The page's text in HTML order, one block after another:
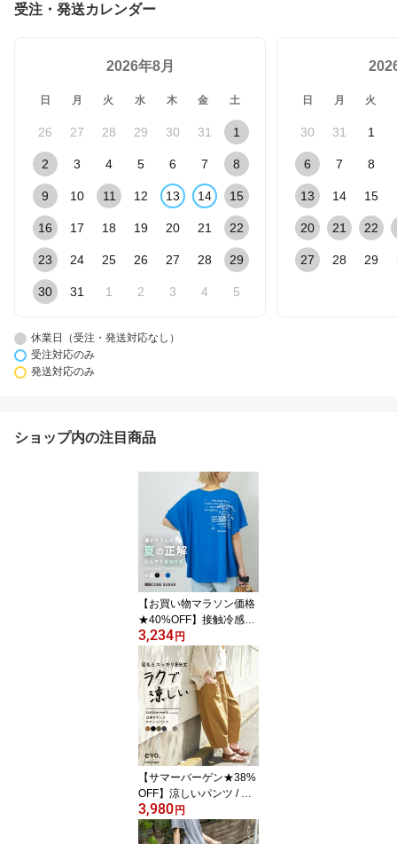
受注・発送カレンダー
2026年8月
日 月 火 水 木 金 土
26 27 28 29 30 31 1
2 3 4 5 6 7 8
9 10 11 12 13 14 15
16 17 18 19 20 21 22
23 24 25 26 27 28 29
30 31 1 2 3 4 5
日 月 火
30 31 1
6 7 8
13 14 15
20 21 22
27 28 29
休業日（受注・発送対応なし）
受注対応のみ
発送対応のみ
ショップ内の注目商品
【お買い物マラソン価格
★40%OFF】接触冷感T
シャツ / 公式 CUBE SUG
AR 冷感天竺 ドルマン タ
ック入り プルオーバー T
シャツ (5色): アメカジ レ
ディース トップス Tシャ
ツ ひんやり ロゴTシャツ
半袖 カットソー カジュ
アル キューブシュガー
3,234 円
【サマーバーゲン★38%
OFF】涼しいパンツ / WE
B限定 cube sugar evo.
(キューブシュガーエボ)
立体 ポケット イージー
3,980 円